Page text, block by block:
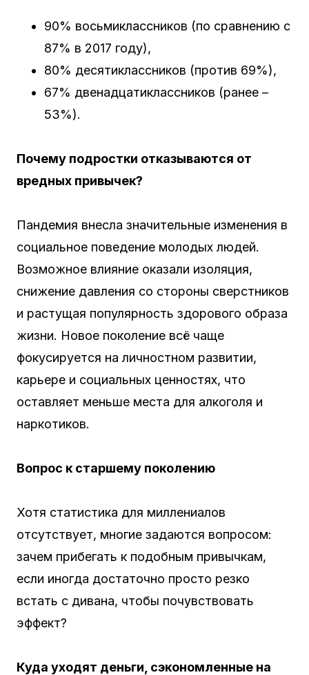
90% восьмиклассников (по сравнению с
87% в 2017 году),
80% десятиклассников (против 69%),
67% двенадцатиклассников (ранее –
53%).
Почему подростки отказываются от
вредных привычек?
Пандемия внесла значительные изменения в
социальное поведение молодых людей.
Возможное влияние оказали изоляция,
снижение давления со стороны сверстников
и растущая популярность здорового образа
жизни. Новое поколение всё чаще
фокусируется на личностном развитии,
карьере и социальных ценностях, что
оставляет меньше места для алкоголя и
наркотиков.
Вопрос к старшему поколению
Хотя статистика для миллениалов
отсутствует, многие задаются вопросом:
зачем прибегать к подобным привычкам,
если иногда достаточно просто резко
встать с дивана, чтобы почувствовать
эффект?
Куда уходят деньги, сэкономленные на